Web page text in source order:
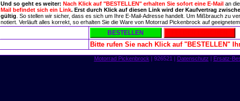
Und so geht es weiter: Nach Klick auf "BESTELLEN" erhalten Sie sofort eine E-Mail an
Mail befindet sich ein Link. Erst durch Klick auf diesen Link wird der Kaufvertrag
gültig . So stellen wir sicher, dass es sich um Ihre E-Mail-Adresse handelt. Um Mißbrauch zu
notiert. Verläuft alles korrekt, so erhalten Sie die Ware von Motorrad Pickenbrock auf
Bitte rufen Sie nach Klick auf "BESTELLEN"
Motorrad Pickenbrock | 926521 | Datenschutz | Ersatz-